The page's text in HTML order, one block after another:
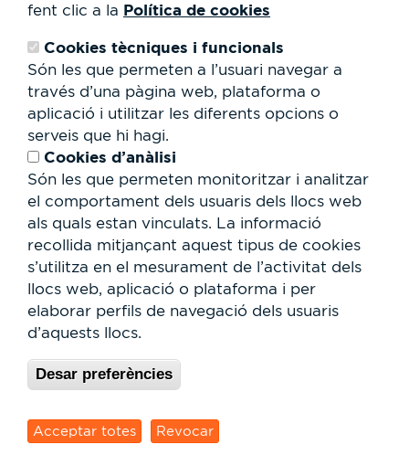
fent clic a la Política de cookies
Cookies tècniques i funcionals
Són les que permeten a l’usuari navegar a
través d’una pàgina web, plataforma o
aplicació i utilitzar les diferents opcions o
serveis que hi hagi.
Cookies d’anàlisi
Són les que permeten monitoritzar i analitzar
el comportament dels usuaris dels llocs web
als quals estan vinculats. La informació
recollida mitjançant aquest tipus de cookies
s’utilitza en el mesurament de l’activitat dels
llocs web, aplicació o plataforma i per
elaborar perfils de navegació dels usuaris
d’aquests llocs.
Desar preferències
Acceptar totes Revocar
Contacte
Cessió d'espais
RSC
Formulari
de
cerca
Cerca
Cookies| Site by